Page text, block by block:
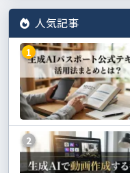
人気記事
1
2